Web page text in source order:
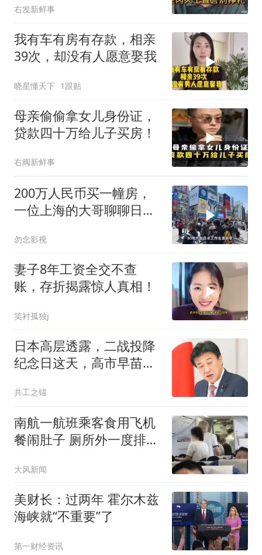
右发新鲜事
我有车有房有存款，相亲
39次，却没有人愿意娶我
晓星懂天下 1跟贴
母亲偷偷拿女儿身份证，
贷款四十万给儿子买房！
右阀新鲜事
200万人民币买一幢房，
一位上海的大哥聊聊日本
勿念影视
妻子8年工资全交不查
账，存折揭露惊人真相！
笑衬孤独j
日本高层透露，二战投降
纪念日这天，高市早苗可
共工之锚
南航一航班乘客食用飞机
餐闹肚子 厕所外一度排长
大风新闻
美财长：过两年 霍尔木兹
海峡就“不重要”了
第一财经资讯